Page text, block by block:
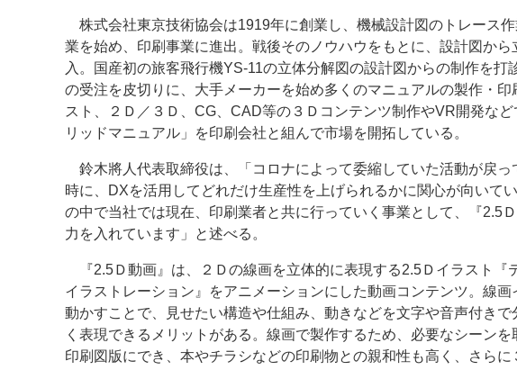
2022 見える化・MIS特集 特集・デジタル印刷 アイデアで勝負！ ～多様な
特集・デジタル印刷 ～ 新成長軌道を描く
案内
発刊案内 JFPI印刷用語集 印刷機材年鑑
運営
会社案内 購読・購入申し込み サイトポリシー お問い合わ
株式会社東京技術協会は1919年に創業し、機械設計図のトレース
業を始め、印刷事業に進出。戦後そのノウハウをもとに、設計図か
入。国産初の旅客飛行機YS-11の立体分解図の設計図からの制作を
の受注を皮切りに、大手メーカーを始め多くのマニュアルの製作・
スト、２Ｄ／３Ｄ、CG、CAD等の３Ｄコンテンツ制作やVR開発な
リッドマニュアル」を印刷会社と組んで市場を開拓している。
鈴木將人代表取締役は、「コロナによって委縮していた活動が戻っ
時に、DXを活用してどれだけ生産性を上げられるかに関心が向いて
の中で当社では現在、印刷業者と共に行っていく事業として、『2.5
力を入れています」と述べる。
『2.5Ｄ動画』は、２Ｄの線画を立体的に表現する2.5Ｄイラスト『
イラストレーション』をアニメーションにした動画コンテンツ。線画
動かすことで、見せたい構造や仕組み、動きなどを文字や音声付きで
く表現できるメリットがある。線画で製作するため、必要なシーンを
印刷図版にでき、本やチラシなどの印刷物との親和性も高く、さらに